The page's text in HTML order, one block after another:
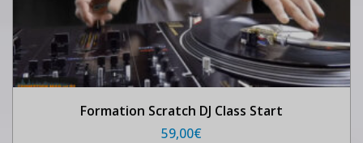
Formation Scratch DJ Class Start
59,00€